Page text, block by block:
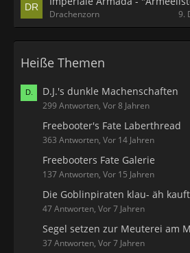
Drachenzorn
9.
Heiße Themen
D.J.'s dunkle Machenschaften
299 Antworten, Vor 8 Jahren
Freebooter's Fate Laberthread
363 Antworten, Vor 14 Jahren
Freebooters Fate Galerie
137 Antworten, Vor 15 Jahren
Die Goblinpiraten klau- äh
47 Antworten, Vor 7 Jahren
Segel setzen zur Meuterei am
37 Antworten, Vor 7 Jahren